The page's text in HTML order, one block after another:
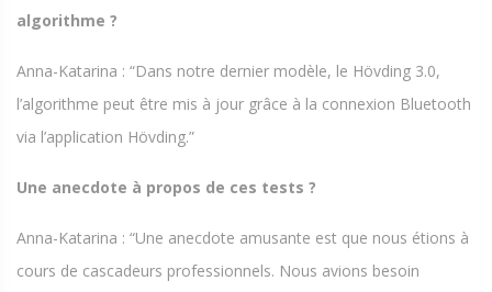
algorithme ?
Anna-Katarina : “Dans notre dernier modèle, le Hövding 3.0,
l’algorithme peut être mis à jour grâce à la connexion Bluetooth
via l’application Hövding.”
Une anecdote à propos de ces tests ?
Anna-Katarina : “Une anecdote amusante est que nous étions à
cours de cascadeurs professionnels. Nous avions besoin